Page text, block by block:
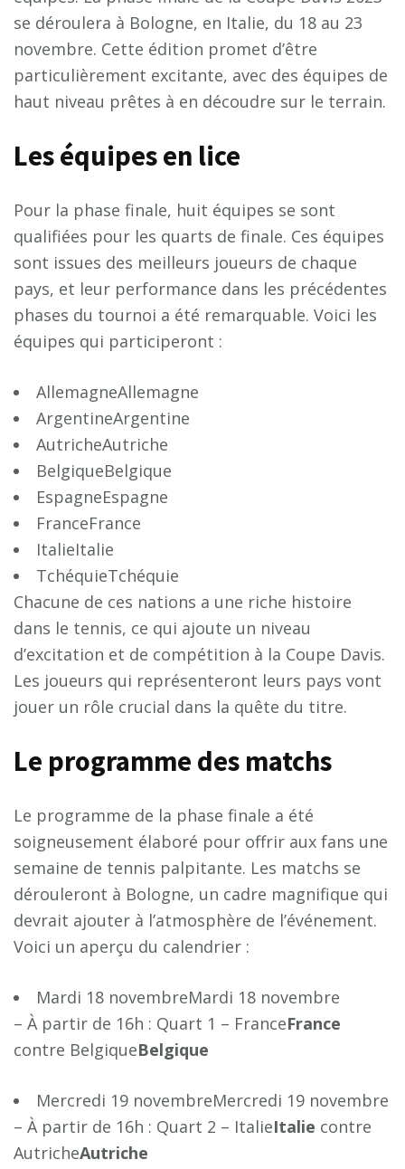
se déroulera à Bologne, en Italie, du 18 au 23
novembre. Cette édition promet d’être
particulièrement excitante, avec des équipes de
haut niveau prêtes à en découdre sur le terrain.
Les équipes en lice
Pour la phase finale, huit équipes se sont
qualifiées pour les quarts de finale. Ces équipes
sont issues des meilleurs joueurs de chaque
pays, et leur performance dans les précédentes
phases du tournoi a été remarquable. Voici les
équipes qui participeront :
AllemagneAllemagne
ArgentineArgentine
AutricheAutriche
BelgiqueBelgique
EspagneEspagne
FranceFrance
ItalieItalie
TchéquieTchéquie
Chacune de ces nations a une riche histoire
dans le tennis, ce qui ajoute un niveau
d’excitation et de compétition à la Coupe Davis.
Les joueurs qui représenteront leurs pays vont
jouer un rôle crucial dans la quête du titre.
Le programme des matchs
Le programme de la phase finale a été
soigneusement élaboré pour offrir aux fans une
semaine de tennis palpitante. Les matchs se
dérouleront à Bologne, un cadre magnifique qui
devrait ajouter à l’atmosphère de l’événement.
Voici un aperçu du calendrier :
Mardi 18 novembreMardi 18 novembre
– À partir de 16h : Quart 1 – FranceFrance
contre BelgiqueBelgique
Mercredi 19 novembreMercredi 19 novembre
– À partir de 16h : Quart 2 – ItalieItalie contre
AutricheAutriche